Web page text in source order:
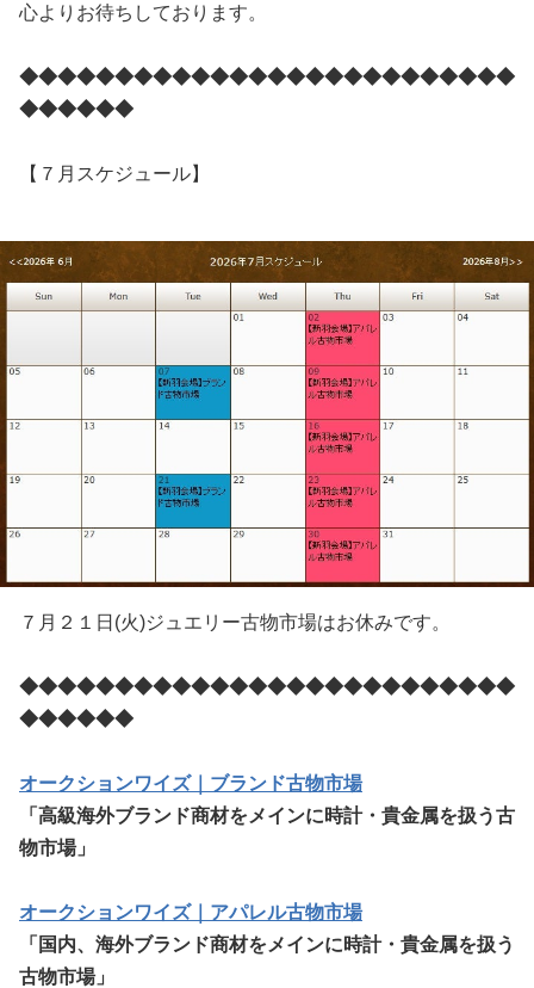
心よりお待ちしております。
◆◆◆◆◆◆◆◆◆◆◆◆◆◆◆◆◆◆◆◆◆◆◆◆◆◆
◆◆◆◆◆◆
【７月スケジュール】
７月２１日(火)ジュエリー古物市場はお休みです。
◆◆◆◆◆◆◆◆◆◆◆◆◆◆◆◆◆◆◆◆◆◆◆◆◆◆
◆◆◆◆◆◆
オークションワイズ｜ブランド古物市場
「高級海外ブランド商材をメインに時計・貴金属を扱う古
物市場」
オークションワイズ｜アパレル古物市場
「国内、海外ブランド商材をメインに時計・貴金属を扱う
古物市場」